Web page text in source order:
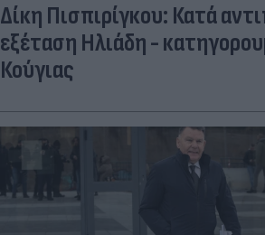
Δίκη Πισπιρίγκου: Κατά
εξέταση Ηλιάδη -
Κούγιας